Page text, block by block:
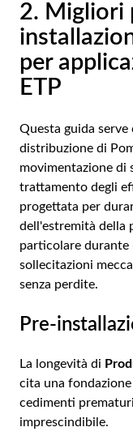
2. Migliori
per
ETP
Questa guida
distribuzione di
movimentazione di
trattamento degli
progettata per
dell'estremità della
particolare durante
sollecitazioni
senza perdite.
Pre-
La longevità di
cita una
cedimenti
imprescindibile.